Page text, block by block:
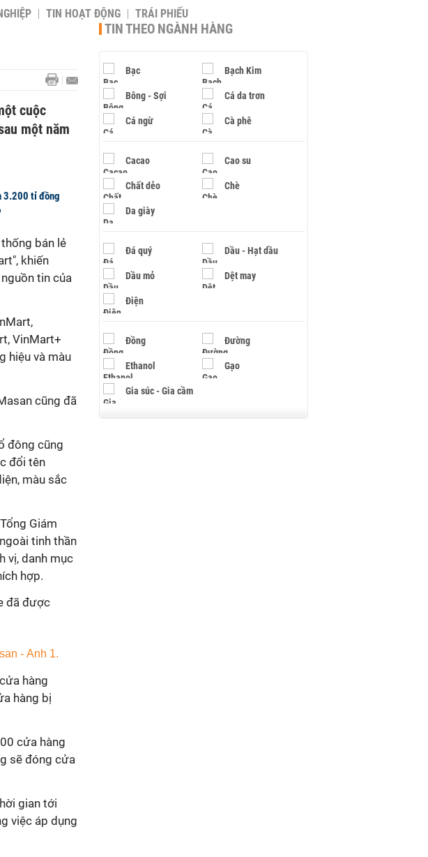
TIN HOẠT ĐỘNG TRÁI PHIẾU
cuộc
một năm
3.200 tỉ đồng
bán lẻ
khiến
tin của
VinMart+
hiệu và màu
cũng đã
đông cũng
đổi tên
màu sắc
Giám
tinh thần
vị, danh mục
hợp.
đã được
hàng
hàng bị
cửa hàng
sẽ đóng cửa
gian tới
việc áp dụng
TIN THEO NGÀNH HÀNG
Bạc Bạch Kim
Bông - Sợi Cá da trơn
Cá ngừ Cà phê
Cacao Cao su
Chất dẻo Chè
Da giày
Đá quý Dầu - Hạt dầu
Dầu mỏ Dệt may
Điện
Đồng Đường
Ethanol Gạo
Gia súc - Gia cầm